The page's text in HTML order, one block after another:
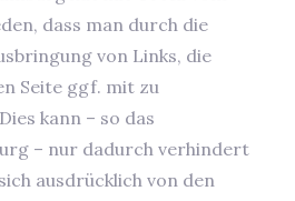
dass man durch die
von Links, die
Seite ggf. mit zu
kann – so das
– nur dadurch verhindert
ausdrücklich von den